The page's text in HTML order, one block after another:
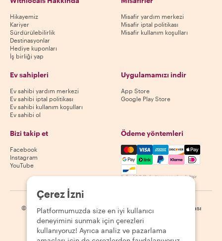
Hikayemiz
Kariyer
Sürdürülebilirlik
Destinasyonlar
Hediye kuponları
İş birliği yap
Misafir yardım merkezi
Misafir iptal politikası
Misafir kullanım koşulları
Ev sahipleri
Ev sahibi yardım merkezi
Ev sahibi iptal politikası
Ev sahibi kullanım koşulları
Ev sahibi ol
Uygulamamızı indir
App Store
Google Play Store
Bizi takip et
Facebook
Instagram
YouTube
Ödeme yöntemleri
Mastercard, Visa, Amex,
Kullanılabilirlik destinasyona göre değişir
© 2026 Withlocals.com Gizlilik Politikası | Site haritası
Çerez İzni
Platformumuzda size en iyi kullanıcı
deneyimini sunmak için çerezleri
kullanıyoruz! Ayrıca analiz ve pazarlama